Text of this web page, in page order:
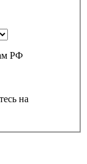
РФ
на